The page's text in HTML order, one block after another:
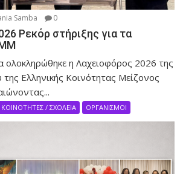
Samba 0
Ρεκόρ στήριξης για τα
ολοκληρώθηκε η Λαχειοφόρος 2026 της
Ελληνικής Κοινότητας Μείζονος
ΚΟΙΝΟΤΗΤΕΣ / ΣΧΟΛΕΙΑ ΟΡΓΑΝΙΣΜΟΙ